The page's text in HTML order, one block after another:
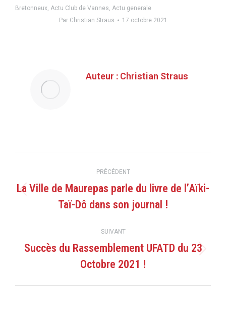
Bretonneux, Actu Club de Vannes, Actu generale
Par Christian Straus 17 octobre 2021
Auteur : Christian Straus
article
PRÉCÉDENT
Article
précédent
La Ville de Maurepas parle du livre de l’Aïki-
Taï-Dô dans son journal !
SUIVANT
Article
suivant
:
Succès du Rassemblement UFATD du 23
Octobre 2021 !